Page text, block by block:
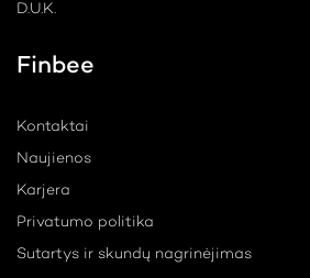
D.U.K.
Finbee
Kontaktai
Naujienos
Karjera
Privatumo politika
Sutartys ir skundų nagrinėjimas